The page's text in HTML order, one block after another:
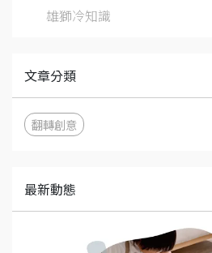
雄獅冷知識
文章分類
翻轉創意
最新動態